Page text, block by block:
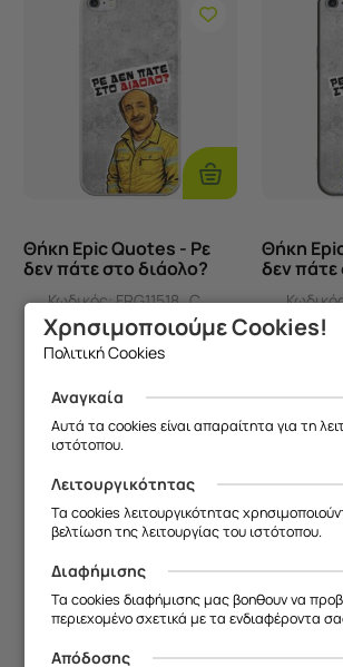
Προσθήκη
Στο
Καλάθι
Θήκη Epic Quotes - Ρε
δεν πάτε στο διάολο?
iPhone 6/6s Flexible TPU
(Διάφανη Σιλικόνη)
Κωδικός:FRG11518_C...
Άμεσα διαθέσιμο
9,90€
Θήκη
δεν πάτε
iPhone
(Μαύρη
Άμεσα
Προσθήκη
Στο
Καλάθι
Χρησιμοποιούμε Cookies!
Πολιτική Cookies
Αναγκαία
Αυτά τα cookies είναι απαραίτητα για τη
ιστότοπου.
Λειτουργικότητας
Τα cookies λειτουργικότητας
βελτίωση της λειτουργίας του ιστότοπου.
Διαφήμισης
Τα cookies διαφήμισης μας βοηθουν να
περιεχομένο σχετικά με τα ενδιαφέροντα
Απόδοσης